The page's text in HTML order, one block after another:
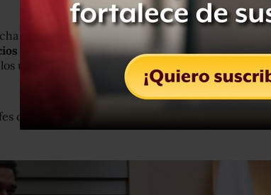
economía venezolana puede sortear el cerco de
con sus aliados contra ‘el imperialismo
últimos días parece avalar esa tesis", afirma
de estado lo que su gobierno necesita es dinero",